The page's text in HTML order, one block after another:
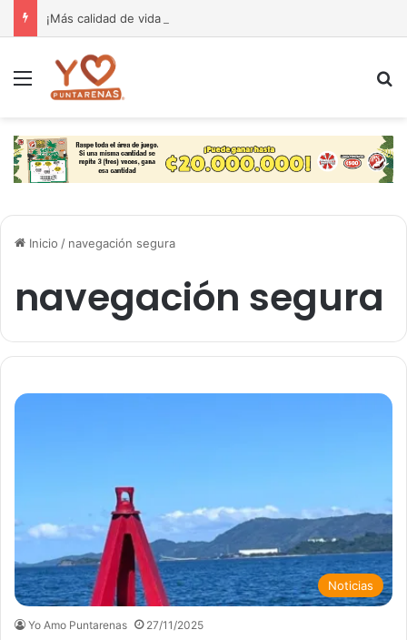
Menú
Inicio / navegación segura
navegación segura
Noticias
Yo Amo Puntarenas 27/11/2025